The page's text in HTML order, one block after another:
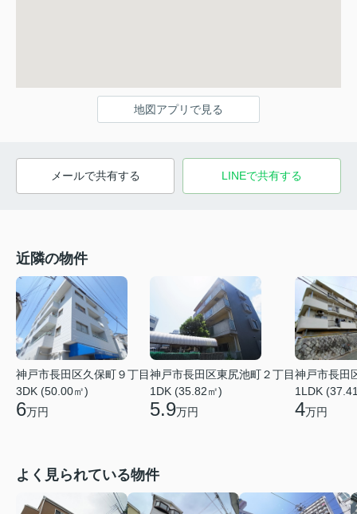
地図アプリで見る
メールで共有する LINEで共有する
近隣の物件
神戸市長田区久保町９丁目
3DK (50.00㎡)
6万円
神戸市長田区東尻池町２丁目
1DK (35.82㎡)
5.9万円
神戸市長田
1LDK
4万円
よく見られている物件